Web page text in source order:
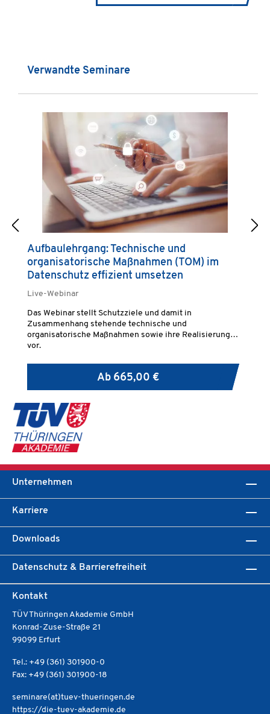
Produktgalerie überspringen
Verwandte Seminare
Aufbaulehrgang: Technische und
organisatorische Maßnahmen (TOM) im
Datenschutz effizient umsetzen
Live-Webinar
Das Webinar stellt Schutzziele und damit in
Zusammenhang stehende technische und
organisatorische Maßnahmen sowie ihre Realisierung
vor.
Ab 665,00 €
Unternehmen
Karriere
Downloads
Datenschutz & Barrierefreiheit
Kontakt
TÜV Thüringen Akademie GmbH
Konrad-Zuse-Straße 21
99099 Erfurt
Tel.: +49 (361) 301900-0
Fax: +49 (361) 301900-18
seminare(at)tuev-thueringen.de
https://die-tuev-akademie.de